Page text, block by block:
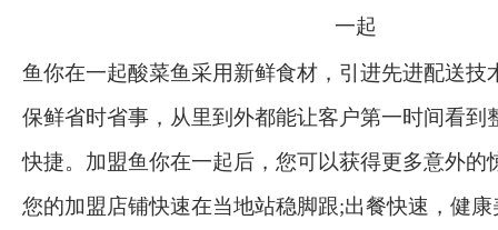
鱼你在一起酸菜鱼采用新鲜食材，引进先进配送技
保鲜省时省事，从里到外都能让客户第一时间看到
快捷。加盟鱼你在一起后，您可以获得更多意外的
您的加盟店铺快速在当地站稳脚跟;出餐快速，健